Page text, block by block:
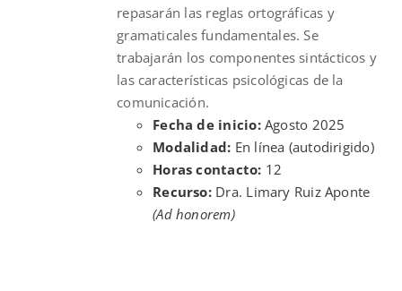
repasarán las reglas ortográficas y
gramaticales fundamentales. Se
trabajarán los componentes sintácticos y
las características psicológicas de la
comunicación.
Fecha de inicio:Agosto 2025
Modalidad: En línea (autodirigido)
Horas contacto: 12
Recurso:Dra. Limary Ruiz Aponte
(Ad honorem)